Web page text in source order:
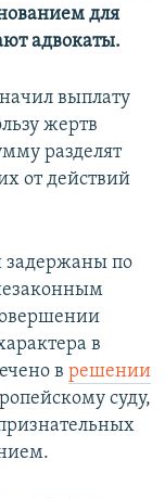
для
адвокаты.
выплату
жертв
разделят
от действий
задержаны по
в
в решении
суду,